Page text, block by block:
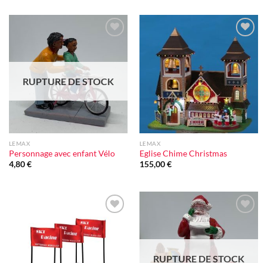
99,00 €.70,00 €.
d'envie
RUPTURE DE STOCK
LEMAX
Personnage avec enfant Vélo
4,80€
Ajouter
à la liste
d'envie
LEMAX
Eglise Chime Christmas
155,00€
Ajouter
à la liste
d'envie
d'envie
RUPTURE DE STOCK